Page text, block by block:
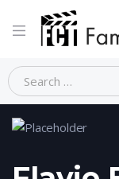
Home Person